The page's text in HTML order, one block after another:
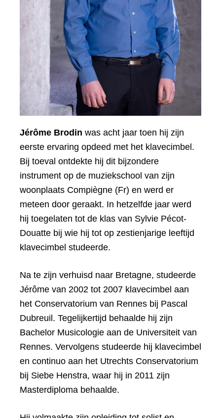
Jérôme Brodin was acht jaar toen hij zijn
eerste ervaring opdeed met het klavecimbel.
Bij toeval ontdekte hij dit bijzondere
instrument op de muziekschool van zijn
woonplaats Compiègne (Fr) en werd er
meteen door geraakt. In hetzelfde jaar werd
hij toegelaten tot de klas van Sylvie Pécot-
Douatte bij wie hij tot op zestienjarige leeftijd
klavecimbel studeerde.
Na te zijn verhuisd naar Bretagne, studeerde
Jérôme van 2002 tot 2007 klavecimbel aan
het Conservatorium van Rennes bij Pascal
Dubreuil. Tegelijkertijd behaalde hij zijn
Bachelor Musicologie aan de Universiteit van
Rennes. Vervolgens studeerde hij klavecimbel
en continuo aan het Utrechts Conservatorium
bij Siebe Henstra, waar hij in 2011 zijn
Masterdiploma behaalde.